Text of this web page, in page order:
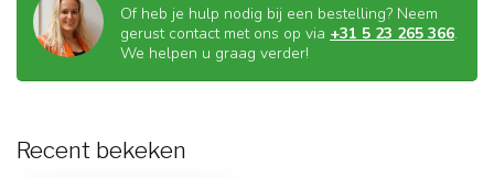
Of heb je hulp nodig bij een bestelling? Neem
gerust contact met ons op via +31 5 23 265 366.
We helpen u graag verder!
Recent bekeken